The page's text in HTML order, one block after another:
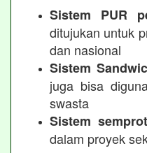
Sistem PUR
ditujukan untuk
dan nasional
Sistem
juga bisa
swasta
Sistem
dalam proyek